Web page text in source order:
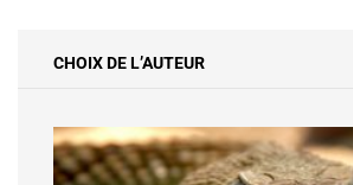
CHOIX DE L’AUTEUR